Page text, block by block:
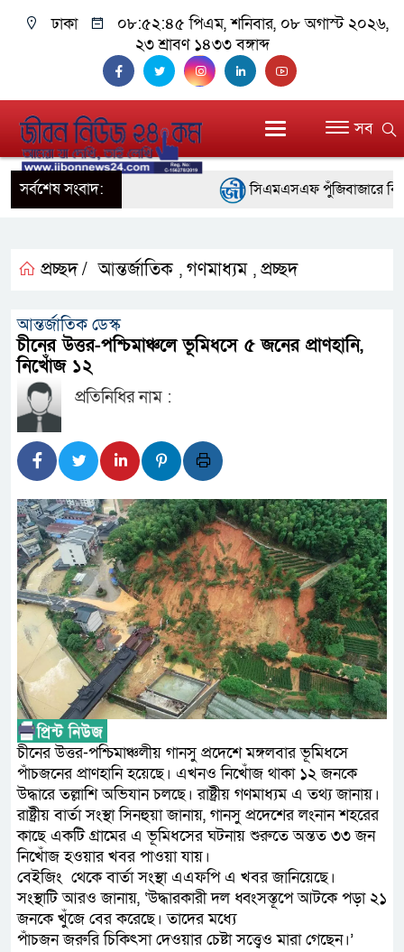
ঢাকা ০৮:৫২:৪৬ পিএম, শনিবার, ০৮ অগাস্ট ২০২৬,
২৩ শ্রাবণ ১৪৩৩ বঙ্গাব্দ
সব
সর্বশেষ সংবাদ:
সিএমএসএফ পুঁজিবাজারে
আন্তর্জাতিক মানের প্যারা
নদী দূষণ রোধে সমন্বিত
পর্দাপন উপলক্ষে আলোচনা সভা ও
ফ্যাসিবাদবিরোধী আন্দোলনে
নিরপেক্ষ ও বিশ্বাসযোগ্য : প্রধানমন্ত্রী
বাগেরহাট মেডিকেল
জুলাই স্মৃতি জাদুঘরের দুয়ার
ফিলিপাইনের দক্ষিণ উপকূলে
প্রচ্ছদ / আন্তর্জাতিক , গণমাধ্যম , প্রচ্ছদ
আন্তর্জাতিক ডেস্ক
চীনের উত্তর-পশ্চিমাঞ্চলে ভূমিধসে ৫ জনের প্রাণহানি,
নিখোঁজ ১২
প্রতিনিধির নাম :
চীনের উত্তর-পশ্চিমাঞ্চলীয় গানসু প্রদেশে মঙ্গলবার ভূমিধসে
পাঁচজনের প্রাণহানি হয়েছে। এখনও নিখোঁজ থাকা ১২ জনকে
উদ্ধারে তল্লাশি অভিযান চলছে। রাষ্ট্রীয় গণমাধ্যম এ তথ্য জানায়।
রাষ্ট্রীয় বার্তা সংস্থা সিনহুয়া জানায়, গানসু প্রদেশের লংনান শহরের
কাছে একটি গ্রামের এ ভূমিধসের ঘটনায় শুরুতে অন্তত ৩৩ জন
নিখোঁজ হওয়ার খবর পাওয়া যায়।
বেইজিং থেকে বার্তা সংস্থা এএফপি এ খবর জানিয়েছে।
সংস্থাটি আরও জানায়, ‘উদ্ধারকারী দল ধ্বংসস্তূপে আটকে পড়া ২১
জনকে খুঁজে বের করেছে। তাদের মধ্যে
পাঁচজন জরুরি চিকিৎসা দেওয়ার চেষ্টা সত্ত্বেও মারা গেছেন।’